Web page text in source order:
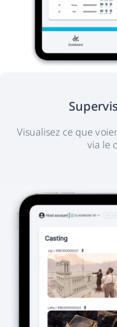
Visualisez ce que
via le